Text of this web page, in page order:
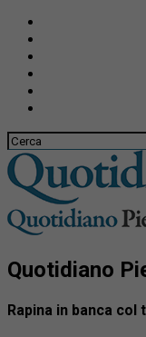
Quotidiano
Rapina in banca